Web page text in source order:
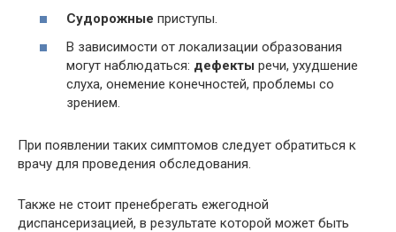
Судорожные приступы.
В зависимости от локализации образования
могут наблюдаться: дефекты речи, ухудшение
слуха, онемение конечностей, проблемы со
зрением.
При появлении таких симптомов следует обратиться к
врачу для проведения обследования.
Также не стоит пренебрегать ежегодной
диспансеризацией, в результате которой может быть